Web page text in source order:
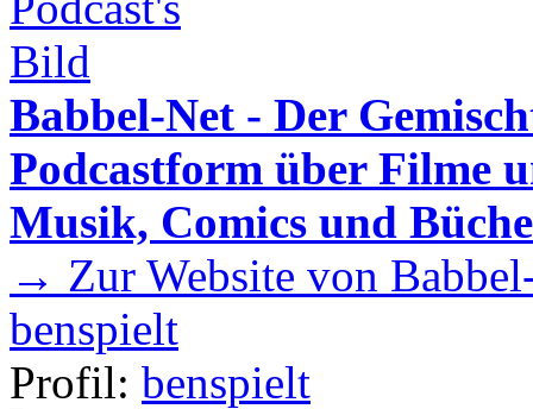
Babbel-Net - Der
Podcastform über Filme
Musik, Comics und
→ Zur Website von
benspielt
Profil: benspielt